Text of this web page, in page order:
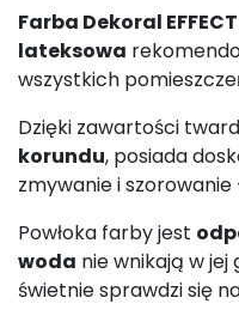
Farba Dekoral
lateksowa
wszystkich
Dzięki zawartości
korundu, posiada
zmywanie i
Powłoka farby jest
woda nie wnikają w jej
świetnie sprawdzi się